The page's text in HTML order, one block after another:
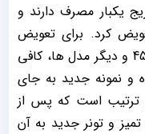
یکبار مصرف دارند و
کرد. برای تعویض
کارتریج دستگاه کپی کونیکا مینولتا 452c و دیگر مدل ها، کافی
و نمونه جدید به جای
ترتیب است که پس از
و تونر جدید به آن